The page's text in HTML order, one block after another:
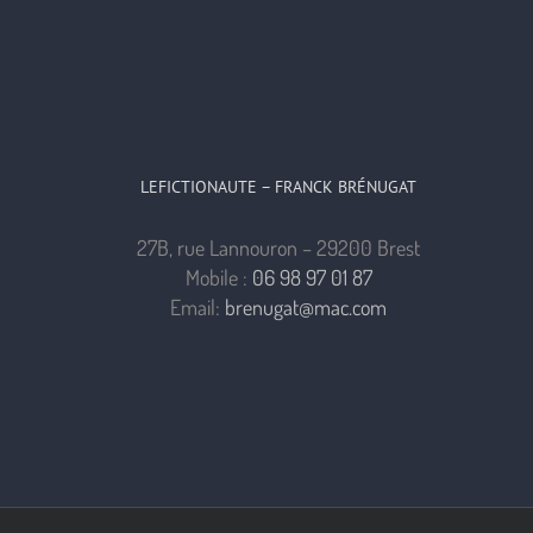
LEFICTIONAUTE – FRANCK BRÉNUGAT
27B, rue Lannouron – 29200 Brest
Mobile : 06 98 97 01 87
Email: brenugat@mac.com